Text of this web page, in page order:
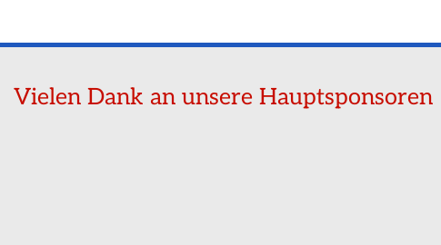
Vielen Dank an unsere Hauptsponsoren